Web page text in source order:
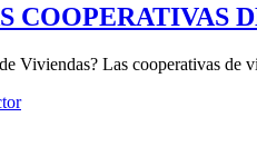
COOPERATIVAS
Viviendas? Las cooperativas